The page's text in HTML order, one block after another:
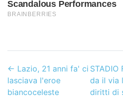
← Lazio, 21 anni fa' ci
lasciava l'eroe
biancoceleste
STADIO
da il via
diritti di